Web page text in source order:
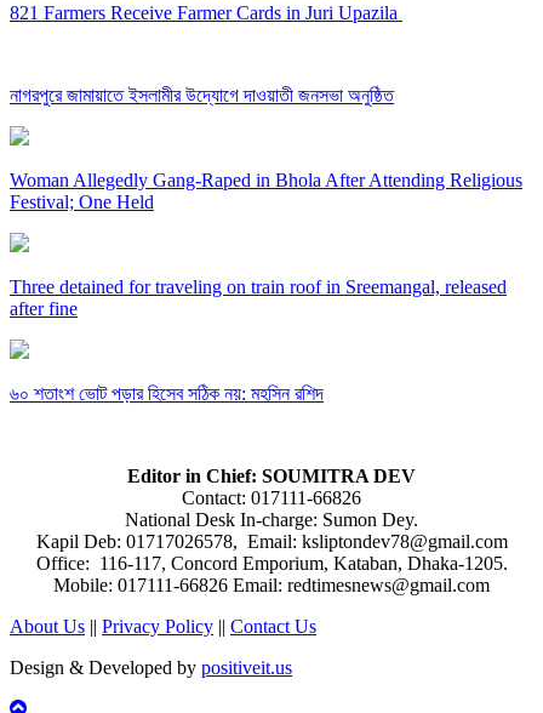
821 Farmers Receive Farmer Cards in Juri Upazila
নাগরপুরে জামায়াতে ইসলামীর উদ্যোগে দাওয়াতী জনসভা অনুষ্ঠিত
Woman Allegedly Gang-Raped in Bhola After Attending Religious
Festival; One Held
Three detained for traveling on train roof in Sreemangal, released
after fine
৬০ শতাংশ ভোট পড়ার হিসেব সঠিক নয়: মহসিন রশিদ
Editor in Chief: SOUMITRA DEV
Contact: 017111-66826
National Desk In-charge: Sumon Dey.
Kapil Deb: 01717026578, Email: ksliptondev78@gmail.com
Office: 116-117, Concord Emporium, Kataban, Dhaka-1205.
Mobile: 017111-66826 Email: redtimesnews@gmail.com
About Us || Privacy Policy || Contact Us
Design & Developed by positiveit.us